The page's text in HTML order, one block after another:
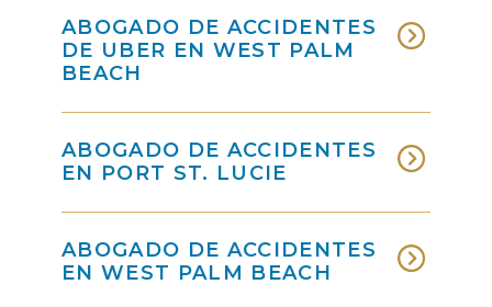
ABOGADO DE ACCIDENTES
DE UBER EN WEST PALM
BEACH
ABOGADO DE ACCIDENTES
EN PORT ST. LUCIE
ABOGADO DE ACCIDENTES
EN WEST PALM BEACH